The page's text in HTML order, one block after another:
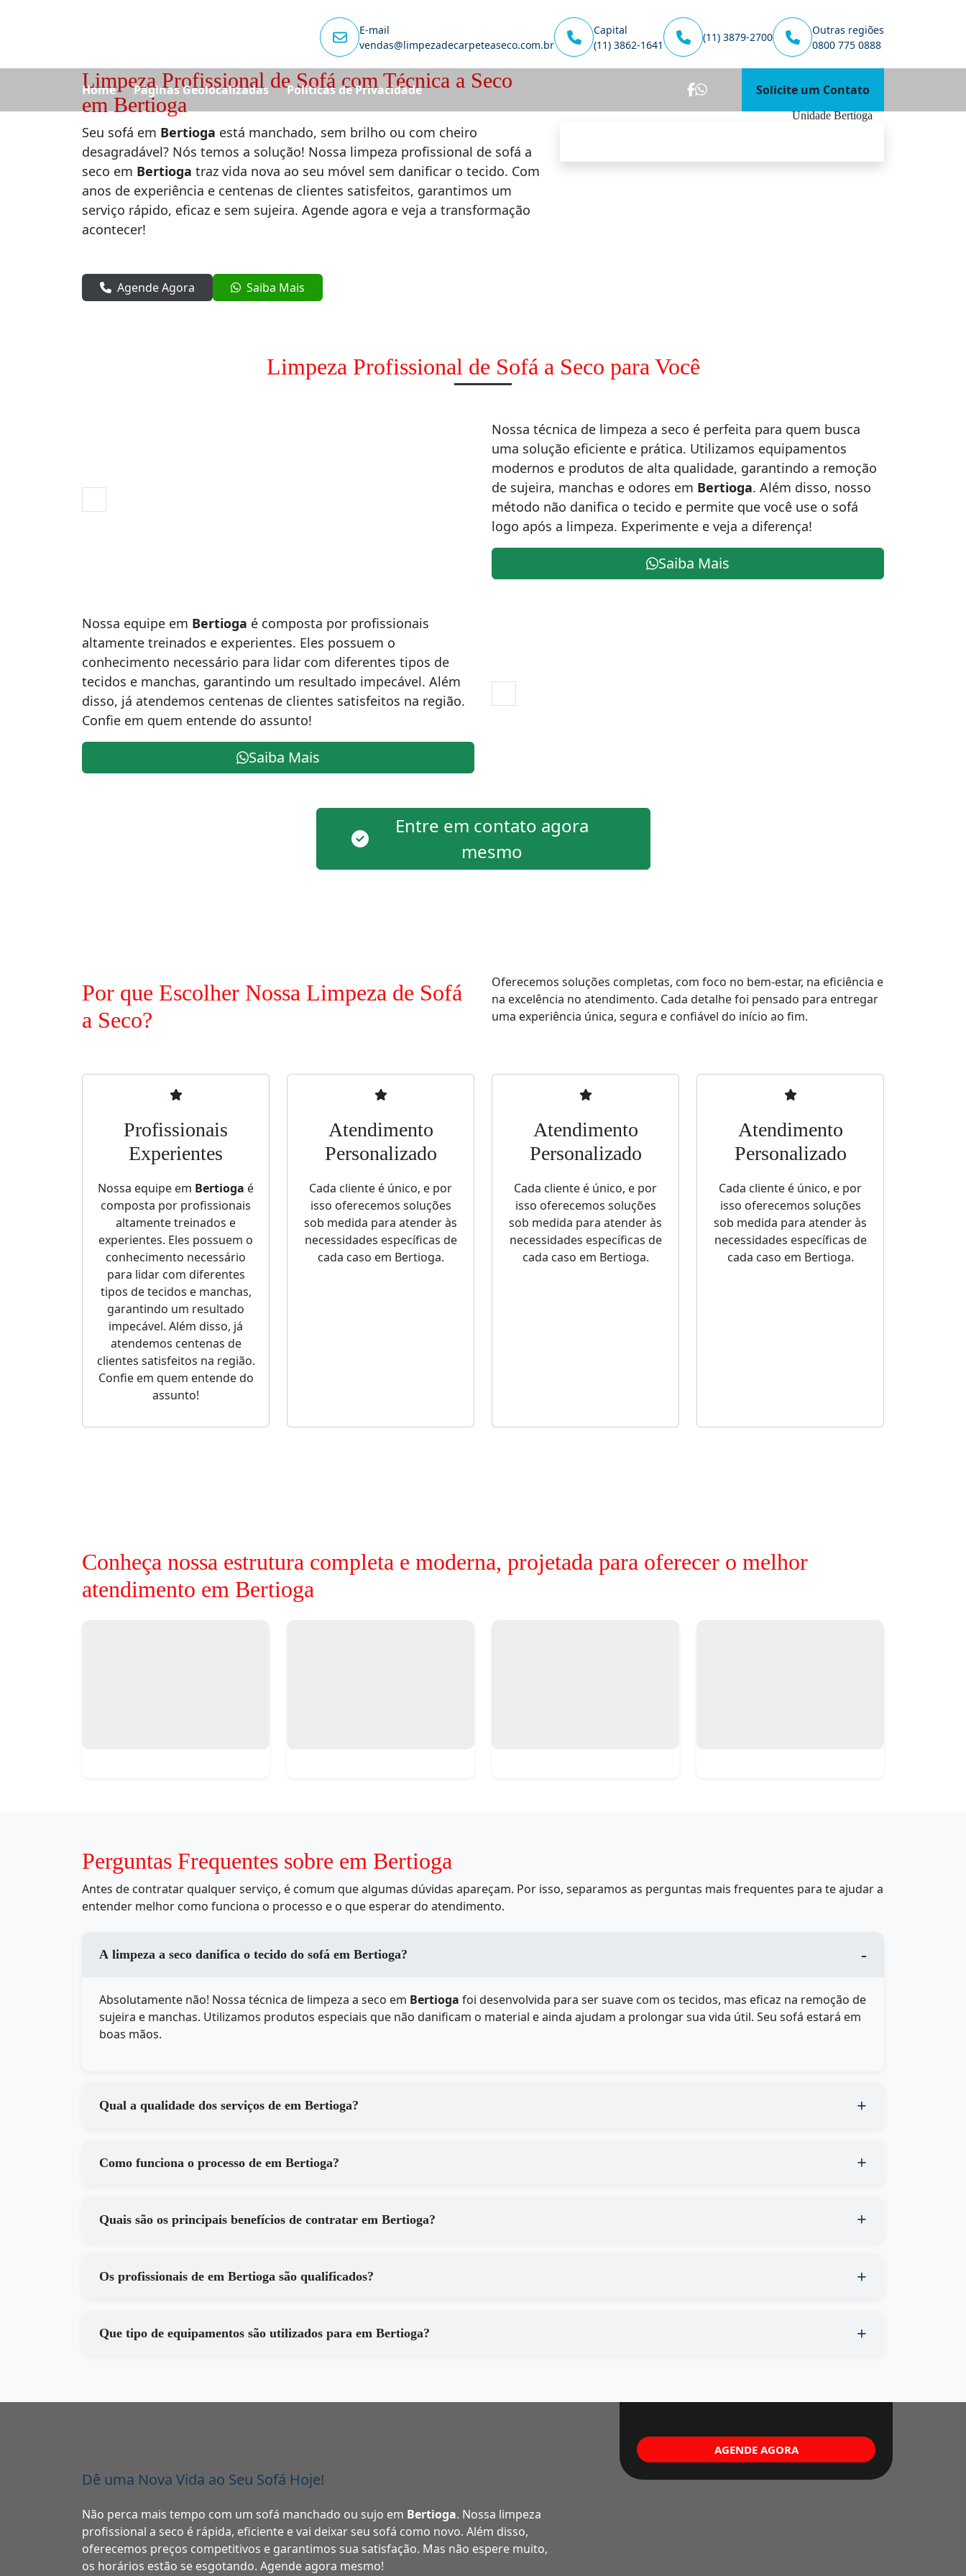
E-mail
vendas@limpezadecarpeteaseco.com.br
Capital
(11) 3862-1641
(11) 3879-2700
Outras regiões
0800 775 0888
Home Páginas Geolocalizadas Politicas de Privacidade Solicite um Contato
Unidade Bertioga
Limpeza Profissional de Sofá com Técnica a Seco
em Bertioga
Seu sofá em Bertioga está manchado, sem brilho ou com cheiro
desagradável? Nós temos a solução! Nossa limpeza profissional de sofá a
seco em Bertioga traz vida nova ao seu móvel sem danificar o tecido. Com
anos de experiência e centenas de clientes satisfeitos, garantimos um
serviço rápido, eficaz e sem sujeira. Agende agora e veja a transformação
acontecer!
Agende Agora Saiba Mais
Limpeza Profissional de Sofá a Seco para Você
Nossa técnica de limpeza a seco é perfeita para quem busca
uma solução eficiente e prática. Utilizamos equipamentos
modernos e produtos de alta qualidade, garantindo a remoção
de sujeira, manchas e odores em Bertioga. Além disso, nosso
método não danifica o tecido e permite que você use o sofá
logo após a limpeza. Experimente e veja a diferença!
Saiba Mais
Nossa equipe em Bertioga é composta por profissionais
altamente treinados e experientes. Eles possuem o
conhecimento necessário para lidar com diferentes tipos de
tecidos e manchas, garantindo um resultado impecável. Além
disso, já atendemos centenas de clientes satisfeitos na região.
Confie em quem entende do assunto!
Saiba Mais
Entre em contato agora
mesmo
Por que Escolher Nossa Limpeza de Sofá
a Seco?
Oferecemos soluções completas, com foco no bem-estar, na eficiência e
na excelência no atendimento. Cada detalhe foi pensado para entregar
uma experiência única, segura e confiável do início ao fim.
Profissionais
Experientes
Nossa equipe em Bertioga é
composta por profissionais
altamente treinados e
experientes. Eles possuem o
conhecimento necessário
para lidar com diferentes
tipos de tecidos e manchas,
garantindo um resultado
impecável. Além disso, já
atendemos centenas de
clientes satisfeitos na região.
Confie em quem entende do
assunto!
Atendimento
Personalizado
Cada cliente é único, e por
isso oferecemos soluções
sob medida para atender às
necessidades específicas de
cada caso em Bertioga.
Atendimento
Personalizado
Cada cliente é único, e por
isso oferecemos soluções
sob medida para atender às
necessidades específicas de
cada caso em Bertioga.
Atendimento
Personalizado
Cada cliente é único, e por
isso oferecemos soluções
sob medida para atender às
necessidades específicas de
cada caso em Bertioga.
Conheça nossa estrutura completa e moderna, projetada para oferecer o melhor
atendimento em Bertioga
Perguntas Frequentes sobre em Bertioga
Antes de contratar qualquer serviço, é comum que algumas dúvidas apareçam. Por isso, separamos as perguntas mais frequentes para te ajudar a
entender melhor como funciona o processo e o que esperar do atendimento.
A limpeza a seco danifica o tecido do sofá em Bertioga?
Absolutamente não! Nossa técnica de limpeza a seco em Bertioga foi desenvolvida para ser suave com os tecidos, mas eficaz na remoção de
sujeira e manchas. Utilizamos produtos especiais que não danificam o material e ainda ajudam a prolongar sua vida útil. Seu sofá estará em
boas mãos.
Qual a qualidade dos serviços de em Bertioga?
Como funciona o processo de em Bertioga?
Quais são os principais benefícios de contratar em Bertioga?
Os profissionais de em Bertioga são qualificados?
Que tipo de equipamentos são utilizados para em Bertioga?
Dê uma Nova Vida ao Seu Sofá Hoje!
Não perca mais tempo com um sofá manchado ou sujo em Bertioga. Nossa limpeza
profissional a seco é rápida, eficiente e vai deixar seu sofá como novo. Além disso,
oferecemos preços competitivos e garantimos sua satisfação. Mas não espere muito,
os horários estão se esgotando. Agende agora mesmo!
AGENDE AGORA